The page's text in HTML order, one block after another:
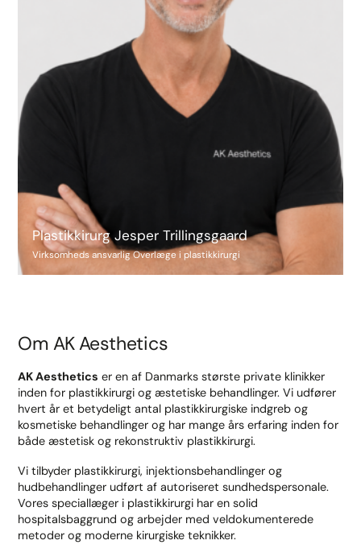
Plastikkirurg Jesper Trillingsgaard
Virksomheds ansvarlig Overlæge i plastikkirurgi
Om AK Aesthetics
AK Aesthetics er en af Danmarks største private klinikker
inden for plastikkirurgi og æstetiske behandlinger. Vi udfører
hvert år et betydeligt antal plastikkirurgiske indgreb og
kosmetiske behandlinger og har mange års erfaring inden for
både æstetisk og rekonstruktiv plastikkirurgi.
Vi tilbyder plastikkirurgi, injektionsbehandlinger og
hudbehandlinger udført af autoriseret sundhedspersonale.
Vores speciallæger i plastikkirurgi har en solid
hospitalsbaggrund og arbejder med veldokumenterede
metoder og moderne kirurgiske teknikker.